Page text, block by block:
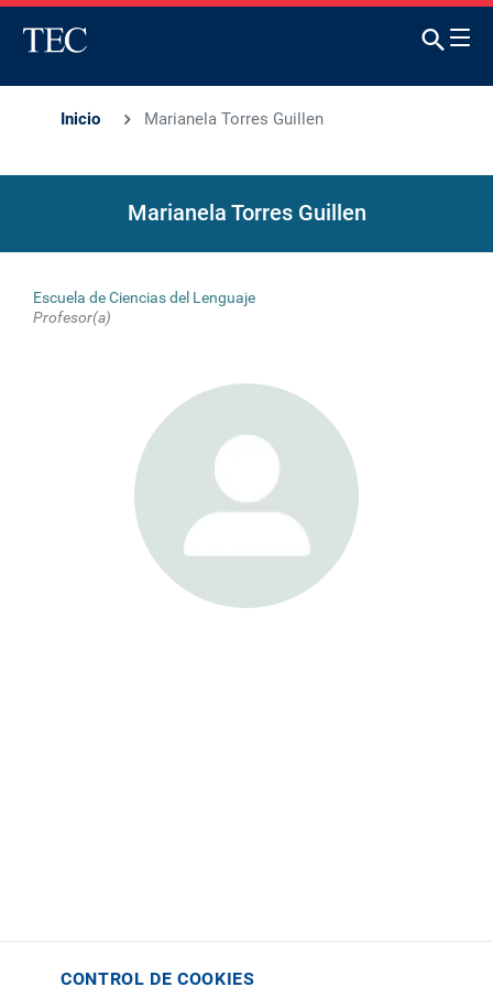
Inicio Marianela Torres Guillen
Marianela Torres Guillen
Escuela de Ciencias del Lenguaje
Profesor(a)
CONTROL DE COOKIES